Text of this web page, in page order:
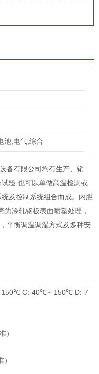
池,电气,综合
备有限公司均有生产、销
验,也可以单做高温检测或
及控制系统组合而成。内胆
为冷轧钢板表面喷塑处理，
平衡调温调湿方式及多种安
150℃C:-40℃～150℃ D:-7
）